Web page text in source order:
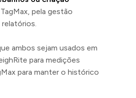
TagMax, pela gestão
ambos sejam usados em
para medições
para manter o histórico